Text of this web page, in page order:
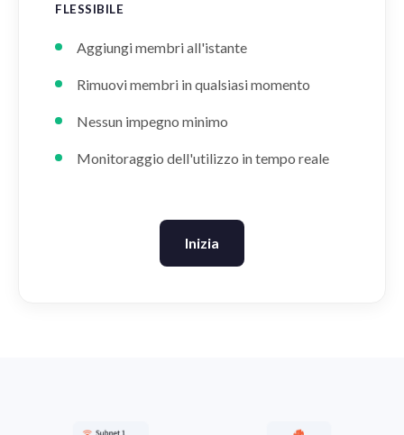
FLESSIBILE
Aggiungi membri all'istante
Rimuovi membri in qualsiasi momento
Nessun impegno minimo
Monitoraggio dell'utilizzo in tempo reale
Inizia